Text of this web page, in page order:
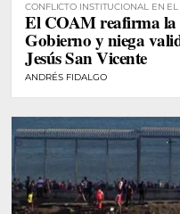
CONFLICTO INSTITUCIONAL EN
El COAM reafirma la
Gobierno y niega
Jesús San Vicente
ANDRÉS FIDALGO